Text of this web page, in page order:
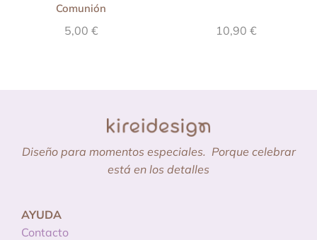
Comunión
5,00 € 10,90 €
Diseño para momentos especiales. Porque celebrar
está en los detalles
AYUDA
Contacto